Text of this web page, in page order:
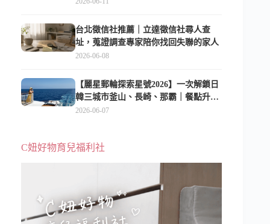
台北徵信社推薦｜立達徵信社尋人查
址，蒐證調查專家陪你找回失聯的家人
2026-06-08
【麗星郵輪探索星號2026】一次解鎖日
韓三城市釜山、長崎、那霸｜餐點升
級、表演更新、船上慶生超難忘
2026-06-07
C妞好物育兒福利社